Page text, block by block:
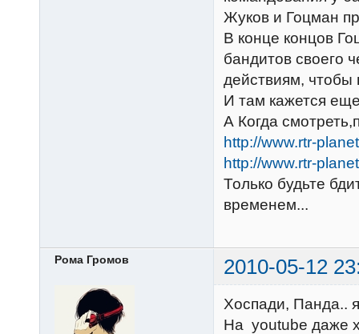
Жуков и Гоцман
В конце концов
бандитов своего
действиям, чтобы
И там кажется
А Когда
http://www.rtr-
http://www.rtr-
Только будьте
временем...
Рома Громов 2010-05-12
Хоспади, Панда..
На youtube даже